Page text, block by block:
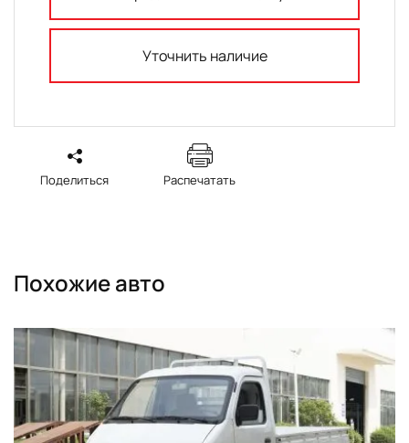
Уточнить наличие
Поделиться Распечатать
Похожие авто